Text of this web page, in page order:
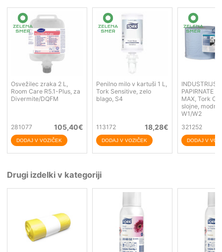
Osvežilec zraka 2 L,
Room Care R5.1-Plus, za
Divermite/DQFM
281077 105,40€
Penilno milo v kartuši 1 L,
Tork Sensitive, zelo
blago, S4
113172 18,28€
PAPIRNATE
MAX, Tork
slojne,
W1/W2
321252
Drugi izdelki v kategoriji